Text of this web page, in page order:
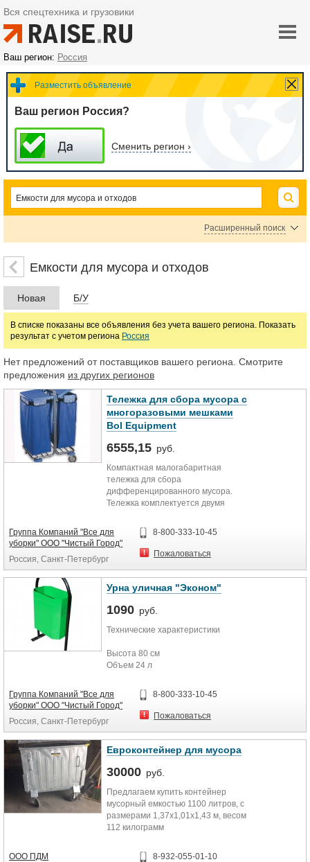
Вся спецтехника и грузовики
Ваш регион: Россия
Разместить объявление
Ваш регион Россия?
Сменить регион ›
Расширенный поиск
Цена
руб.
Емкости для мусора и отходов
Новая Б/У
В списке показаны все объявления без учета вашего региона. Показать
результат с учетом региона Россия
Нет предложений от поставщиков вашего региона. Смотрите
предложения из других регионов
Тележка для сбора мусора с
многоразовыми мешками
Bol Equipment
6555,15 руб.
Компактная малогабаритная
тележка для сбора
дифференцированного мусора.
Тележка комплектуется двумя
нейлона с крышами-клапанами
того же материала. Прочная
металлическая база и мешки
идеально подходят для сбора
промышленных отходов (металл,
Страна происхождения: Италия
Технические характеристики
Высота 1050 мм
Ширина 570 мм
Диаметр колес 100 мм
Объём мешков 120 л
Материал мешков высокопрочный
нейлон
Группа Компаний "Все для
уборки" ООО "Чистый Город"
Россия, Санкт-Петербург
8-800-333-10-45
Пожаловаться
Урна уличная "Эконом"
1090 руб.
Технические характеристики
Высота 80 см
Объем 24 л
Ширина 21 см
Цвет зеленый
Группа Компаний "Все для
уборки" ООО "Чистый Город"
Россия, Санкт-Петербург
8-800-333-10-45
Пожаловаться
Евроконтейнер для мусора
30000 руб.
Предлагаем купить контейнер
мусорный емкостью 1100 литров, с
размерами 1,37х1,01х1,43 м, весом
112 килограмм
ООО ПДМ
8-932-055-01-10